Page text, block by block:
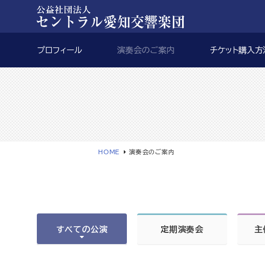
プロフィール 演奏会のご案内 チケット購入方
HOME 演奏会のご案内
すべての公演 定期演奏会 主